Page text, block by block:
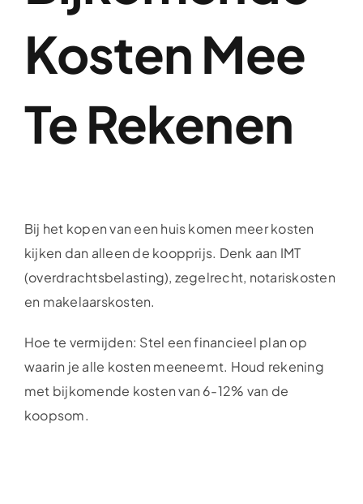
Kosten Mee
Te Rekenen
Bij het kopen van een huis komen meer kosten
kijken dan alleen de koopprijs. Denk aan IMT
(overdrachtsbelasting), zegelrecht, notariskosten
en makelaarskosten.
Hoe te vermijden: Stel een financieel plan op
waarin je alle kosten meeneemt. Houd rekening
met bijkomende kosten van 6-12% van de
koopsom.